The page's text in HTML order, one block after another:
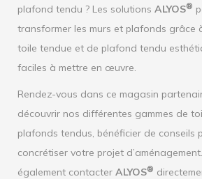
plafond tendu ? Les solutions ALYOS®
transformer les murs et plafonds grâce
toile tendue et de plafond tendu
faciles à mettre en œuvre.
Rendez-vous dans ce magasin
découvrir nos différentes gammes de
plafonds tendus, bénéficier de conseils
concrétiser votre projet
également contacter ALYOS®